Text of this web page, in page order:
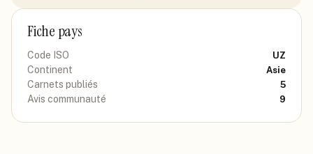
Fiche pays
Code ISO UZ
Continent Asie
Carnets publiés 5
Avis communauté 9